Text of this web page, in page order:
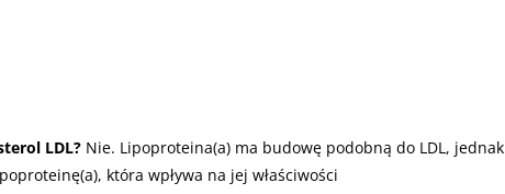
LDL? Nie. Lipoproteina(a) ma budowę podobną do LDL, jednak
która wpływa na jej właściwości